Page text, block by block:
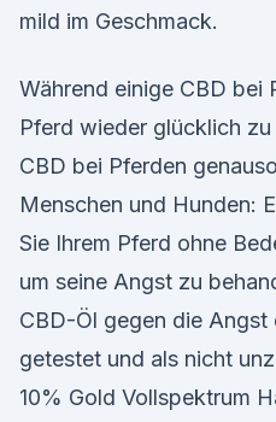
mild im Geschmack.
Während einige CBD bei
Pferd wieder glücklich
CBD bei Pferden
Menschen und Hunden:
Sie Ihrem Pferd ohne
um seine Angst zu
CBD-Öl gegen die
getestet und als nicht
10% Gold Vollspektrum